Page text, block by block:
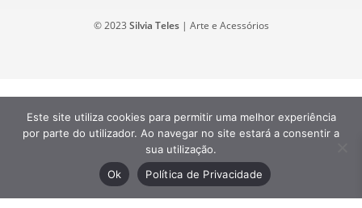
© 2023 Silvia Teles| Arte e Acessórios
Este site utiliza cookies para permitir uma melhor experiência
por parte do utilizador. Ao navegar no site estará a consentir a
sua utilização.
Ok
Política de Privacidade